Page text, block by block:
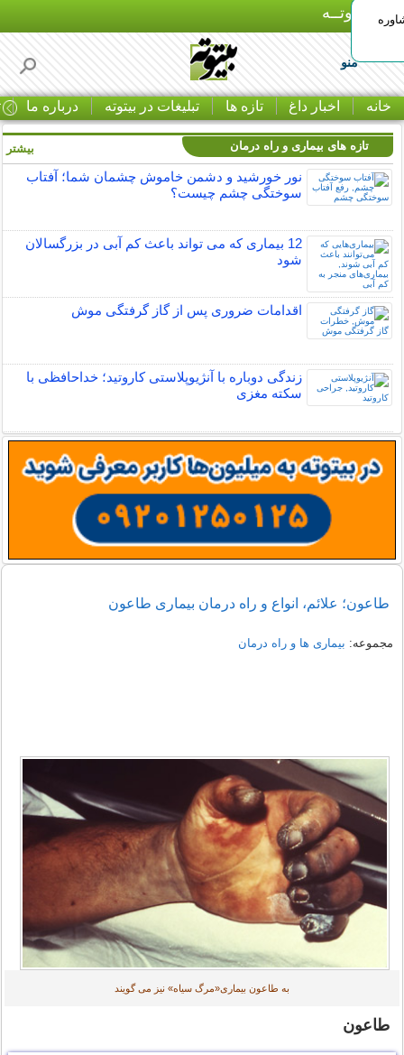
بـیتوتــه
منو
خانه اخبار داغ تازه ها تبلیغات در بیتوته درباره ما
تازه های بیماری و راه درمان
نور خورشید و دشمن خاموش چشمان شما؛ آفتاب
سوختگی چشم چیست؟
12 بیماری که می تواند باعث کم آبی در بزرگسالان
شود
اقدامات ضروری پس از گاز گرفتگی موش
زندگی دوباره با آنژیوپلاستی کاروتید؛ خداحافظی با
سکته مغزی
بیشتر
طاعون؛ علائم، انواع و راه درمان بیماری طاعون
مجموعه: بیماری ها و راه درمان
به طاعون بیماری«مرگ سیاه» نیز می گویند
طاعون